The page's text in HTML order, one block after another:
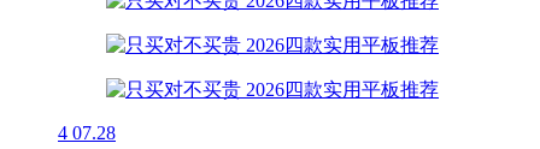
4 07.28